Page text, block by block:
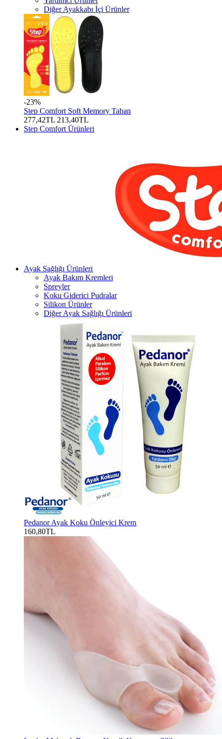
Diğer Ayakkabı İçi Ürünler
-23%
Step Comfort Soft Memory Taban
277,42TL 213,40TL
Step Comfort Ürünleri
Ayak Sağlığı Ürünleri
Ayak Bakım Kremleri
Spreyler
Koku Giderici Pudralar
Silikon Ürünler
Diğer Ayak Sağlığı Ürünleri
Pedanor Ayak Koku Önleyici Krem
160,80TL